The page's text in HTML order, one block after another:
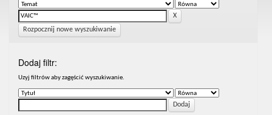
Rozpocznij nowe wyszukiwanie
Dodaj filtr:
Uzyj filtrów aby zagęścić wyszukiwanie.